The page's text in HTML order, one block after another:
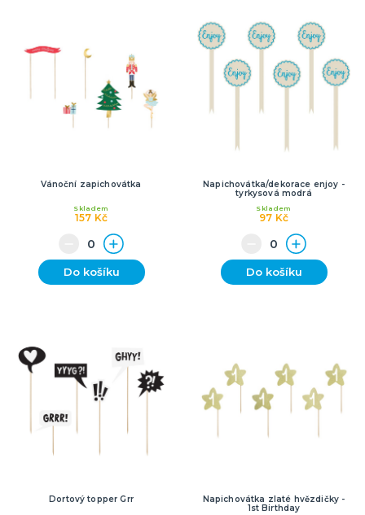
Vánoční zapichovátka
157 Kč
Skladem
Do košíku
Napichovátka/dekorace enjoy -
tyrkysová modrá
97 Kč
Skladem
Do košíku
Dortový topper Grr
Napichovátka zlaté hvězdičky -
1st Birthday